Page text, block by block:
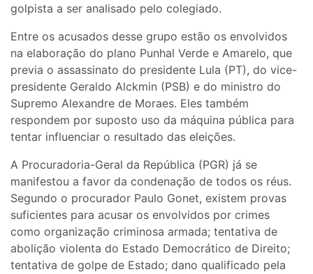
golpista a ser analisado pelo colegiado.
Entre os acusados desse grupo estão os envolvidos
na elaboração do plano Punhal Verde e Amarelo, que
previa o assassinato do presidente Lula (PT), do vice-
presidente Geraldo Alckmin (PSB) e do ministro do
Supremo Alexandre de Moraes. Eles também
respondem por suposto uso da máquina pública para
tentar influenciar o resultado das eleições.
A Procuradoria-Geral da República (PGR) já se
manifestou a favor da condenação de todos os réus.
Segundo o procurador Paulo Gonet, existem provas
suficientes para acusar os envolvidos por crimes
como organização criminosa armada; tentativa de
abolição violenta do Estado Democrático de Direito;
tentativa de golpe de Estado; dano qualificado pela